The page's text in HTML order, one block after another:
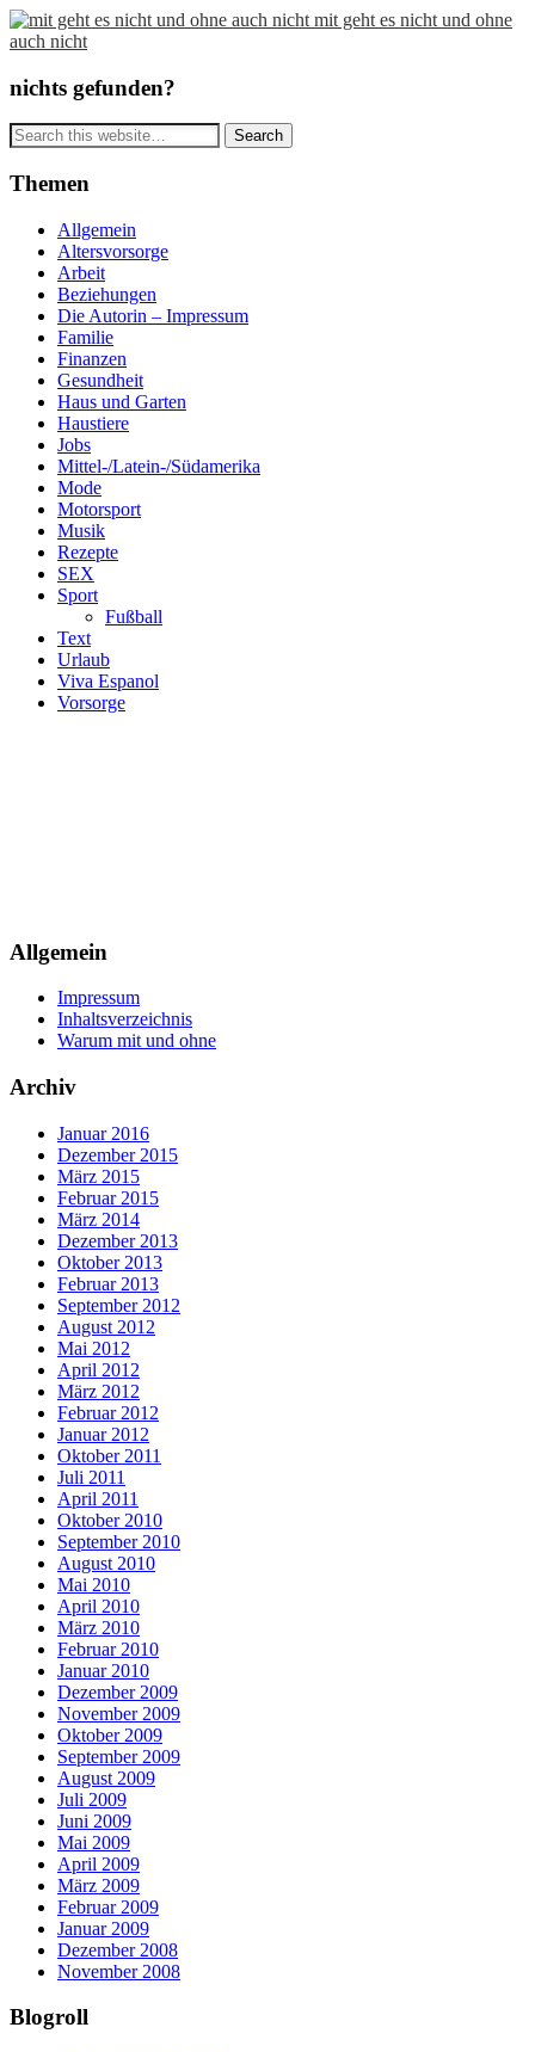
mit geht es nicht und ohne
auch nicht
nichts gefunden?
Themen
Allgemein
Altersvorsorge
Arbeit
Beziehungen
Die Autorin – Impressum
Familie
Finanzen
Gesundheit
Haus und Garten
Haustiere
Jobs
Mittel-/Latein-/Südamerika
Mode
Motorsport
Musik
Rezepte
SEX
Sport
Fußball
Text
Urlaub
Viva Espanol
Vorsorge
Allgemein
Impressum
Inhaltsverzeichnis
Warum mit und ohne
Archiv
Januar 2016
Dezember 2015
März 2015
Februar 2015
März 2014
Dezember 2013
Oktober 2013
Februar 2013
September 2012
August 2012
Mai 2012
April 2012
März 2012
Februar 2012
Januar 2012
Oktober 2011
Juli 2011
April 2011
Oktober 2010
September 2010
August 2010
Mai 2010
April 2010
März 2010
Februar 2010
Januar 2010
Dezember 2009
November 2009
Oktober 2009
September 2009
August 2009
Juli 2009
Juni 2009
Mai 2009
April 2009
März 2009
Februar 2009
Januar 2009
Dezember 2008
November 2008
Blogroll